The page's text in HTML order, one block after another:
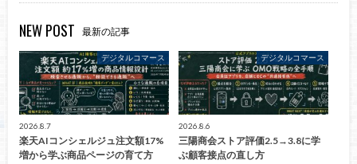
NEW POST 最新の記事
デジタルコマース
2026.8.7
楽天AIコンシェルジュ注文額17%
増から学ぶ商品ページの育て方
デジタルコマース
2026.8.6
三陽商会ストア評価2.5→3.8に学
ぶ顧客接点の直し方